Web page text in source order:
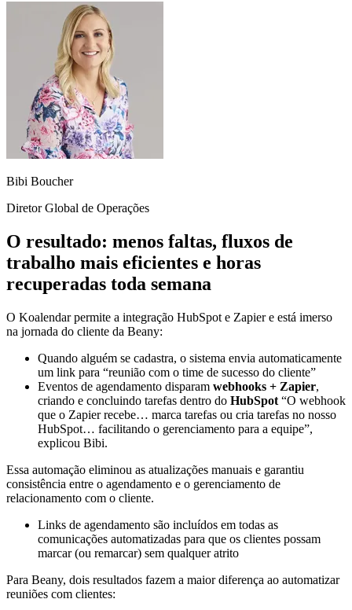
Bibi Boucher
Diretor Global de Operações
O resultado: menos faltas, fluxos de
trabalho mais eficientes e horas
recuperadas toda semana
O Koalendar permite a integração HubSpot e Zapier e está imerso
na jornada do cliente da Beany:
Quando alguém se cadastra, o sistema envia automaticamente
um link para “reunião com o time de sucesso do cliente”
Eventos de agendamento disparam webhooks + Zapier,
criando e concluindo tarefas dentro do HubSpot “O webhook
que o Zapier recebe… marca tarefas ou cria tarefas no nosso
HubSpot… facilitando o gerenciamento para a equipe”,
explicou Bibi.
Essa automação eliminou as atualizações manuais e garantiu
consistência entre o agendamento e o gerenciamento de
relacionamento com o cliente.
Links de agendamento são incluídos em todas as
comunicações automatizadas para que os clientes possam
marcar (ou remarcar) sem qualquer atrito
Para Beany, dois resultados fazem a maior diferença ao automatizar
reuniões com clientes: